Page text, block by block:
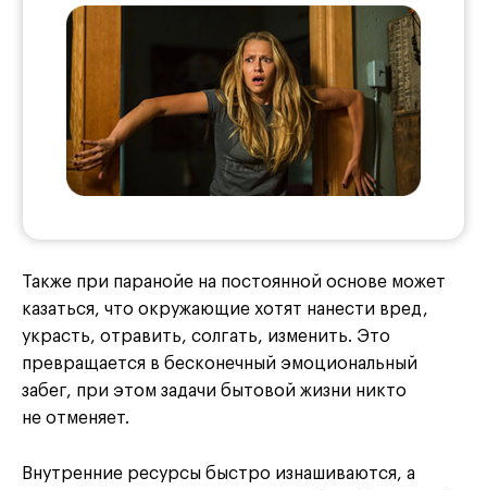
Также при паранойе на постоянной основе может
казаться, что окружающие хотят нанести вред,
украсть, отравить, солгать, изменить. Это
превращается в бесконечный эмоциональный
забег, при этом задачи бытовой жизни никто
не отменяет.
Внутренние ресурсы быстро изнашиваются, а